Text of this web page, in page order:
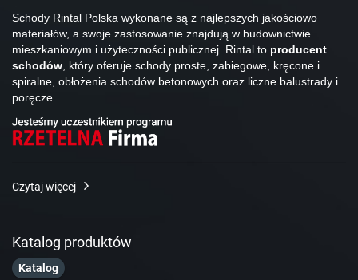
Schody Rintal Polska wykonane są z najlepszych jakościowo
materiałów, a swoje zastosowanie znajdują w budownictwie
mieszkaniowym i użyteczności publicznej. Rintal to producent
schodów, który oferuje schody proste, zabiegowe, kręcone i
spiralne, obłożenia schodów betonowych oraz liczne balustrady i
poręcze.
Czytaj więcej
Katalog produktów
Katalog